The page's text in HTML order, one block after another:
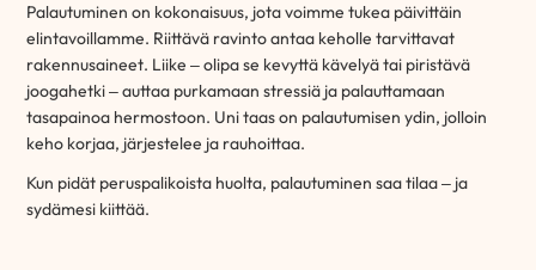
Palautuminen on kokonaisuus, jota voimme tukea päivittäin
elintavoillamme. Riittävä ravinto antaa keholle tarvittavat
rakennusaineet. Liike – olipa se kevyttä kävelyä tai piristävä
joogahetki – auttaa purkamaan stressiä ja palauttamaan
tasapainoa hermostoon. Uni taas on palautumisen ydin, jolloin
keho korjaa, järjestelee ja rauhoittaa.
Kun pidät peruspalikoista huolta, palautuminen saa tilaa – ja
sydämesi kiittää.